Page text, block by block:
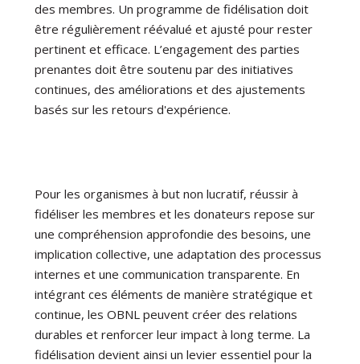
des membres. Un programme de fidélisation doit
être régulièrement réévalué et ajusté pour rester
pertinent et efficace. L’engagement des parties
prenantes doit être soutenu par des initiatives
continues, des améliorations et des ajustements
basés sur les retours d'expérience.
Pour les organismes à but non lucratif, réussir à
fidéliser les membres et les donateurs repose sur
une compréhension approfondie des besoins, une
implication collective, une adaptation des processus
internes et une communication transparente. En
intégrant ces éléments de manière stratégique et
continue, les OBNL peuvent créer des relations
durables et renforcer leur impact à long terme. La
fidélisation devient ainsi un levier essentiel pour la